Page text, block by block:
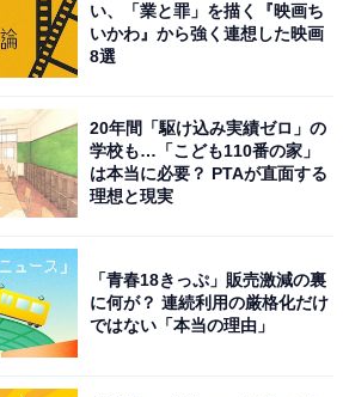
い、「業と罪」を描く『映画ち
いかわ』から強く連想した映画
8選
20年間「駆け込み実績ゼロ」の
学校も…「こども110番の家」
は本当に必要？ PTAが直面する
理想と現実
「青春18きっぷ」販売激減の裏
に何が？ 連続利用の厳格化だけ
ではない「本当の理由」